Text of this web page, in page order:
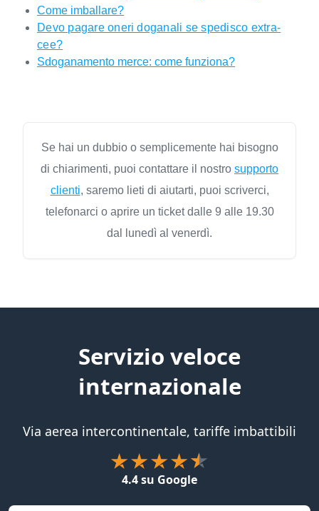
Come imballare?
Devo pagare oneri doganali se spedisco extra-
cee?
Sdoganamento merce: come funziona?
Se hai un dubbio o semplicemente hai bisogno
di chiarimenti, puoi contattare il nostro supporto
clienti, saremo lieti di aiutarti, puoi scriverci,
telefonarci o aprire un ticket dalle 9 alle 19.30
dal lunedì al venerdì.
Servizio veloce
internazionale
Via aerea intercontinentale, tariffe imbattibili
4.4 su Google